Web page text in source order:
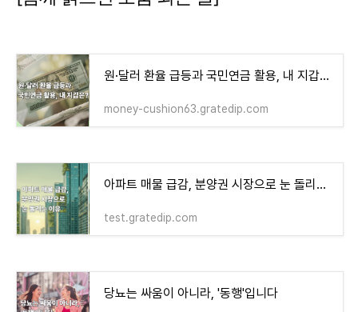
원·달러 환율 급등과 국민연금 활용, 내 지갑은?
money-cushion63.gratedip.com
아파트 매물 급감, 분양권 시장으로 눈 돌리는 이유 - money-health
test.gratedip.com
당뇨는 싸움이 아니라, '동행'입니다